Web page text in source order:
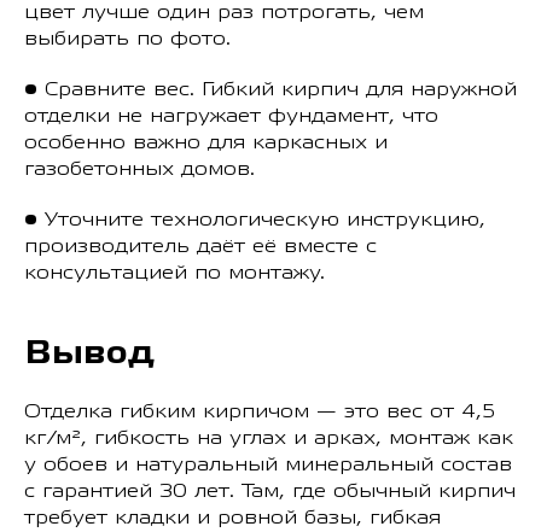
цвет лучше один раз потрогать, чем
выбирать по фото.
• Сравните вес. Гибкий кирпич для наружной
отделки не нагружает фундамент, что
особенно важно для каркасных и
газобетонных домов.
• Уточните технологическую инструкцию,
производитель даёт её вместе с
консультацией по монтажу.
Вывод
Отделка гибким кирпичом — это вес от 4,5
кг/м², гибкость на углах и арках, монтаж как
у обоев и натуральный минеральный состав
с гарантией 30 лет. Там, где обычный кирпич
требует кладки и ровной базы, гибкая